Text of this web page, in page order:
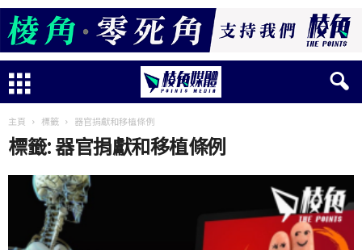
主頁 標籤 器官捐獻和移植條例
標籤: 器官捐獻和移植條例